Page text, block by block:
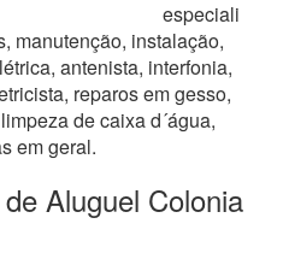
especiali
manutenção, instalação,
antenista, interfonia,
reparos em gesso,
de caixa d´água,
em geral.
Aluguel Colonia